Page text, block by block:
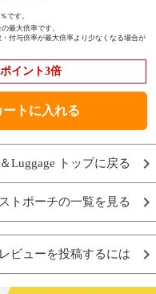
です。
最大倍率です。
付与倍率が最大倍率より少なくなる場合が
イント3倍
ートに入れる
Luggage トップに戻る
トポーチの一覧を見る
ビューを投稿するには